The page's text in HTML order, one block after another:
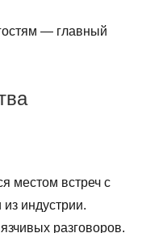
— главный
местом встреч с
индустрии.
разговоров.